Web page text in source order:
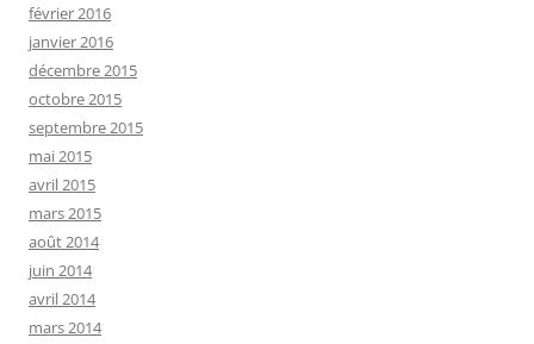
février 2016
janvier 2016
décembre 2015
octobre 2015
septembre 2015
mai 2015
avril 2015
mars 2015
août 2014
juin 2014
avril 2014
mars 2014